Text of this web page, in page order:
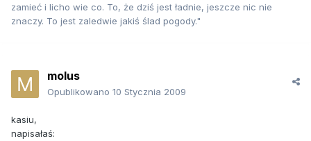
zamieć i licho wie co. To, że dziś jest ładnie, jeszcze nic nie
znaczy. To jest zaledwie jakiś ślad pogody."
molus
Opublikowano 10 Stycznia 2009
kasiu,
napisałaś: